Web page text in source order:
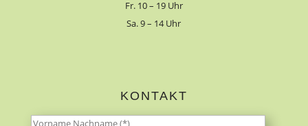
Fr. 10 – 19 Uhr
Sa. 9 – 14 Uhr
KONTAKT